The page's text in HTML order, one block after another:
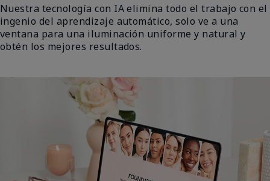
Nuestra tecnología con IA elimina todo el trabajo con el
ingenio del aprendizaje automático, solo ve a una
ventana para una iluminación uniforme y natural y
obtén los mejores resultados.